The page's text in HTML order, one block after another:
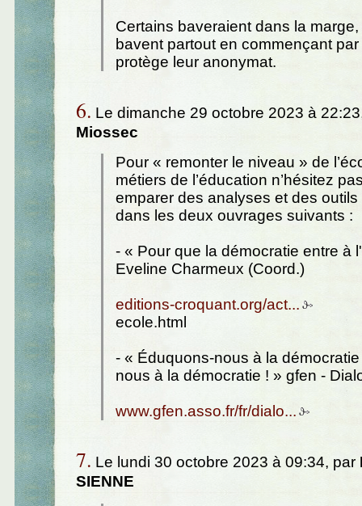
Certains baveraient dans la marge,
bavent partout en commençant
protège leur anonymat.
6. Le dimanche 29 octobre 2023 à
Miossec
Pour « remonter le niveau » de
métiers de l’éducation n’hésitez
emparer des analyses et des
dans les deux ouvrages suivants :
- « Pour que la démocratie entre à
Eveline Charmeux (Coord.)
editions-croquant.org/act...
ecole.html
- « Éduquons-nous à la
nous à la démocratie ! » gfen -
www.gfen.asso.fr/fr/dialo...
7. Le lundi 30 octobre 2023 à 09:34, par
SIENNE